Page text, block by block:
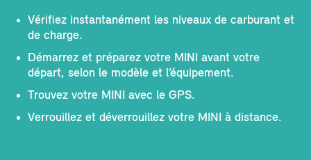
Vérifiez instantanément les niveaux de carburant et
de charge.
Démarrez et préparez votre MINI avant votre
départ, selon le modèle et l’équipement.
Trouvez votre MINI avec le GPS.
Verrouillez et déverrouillez votre MINI à distance.